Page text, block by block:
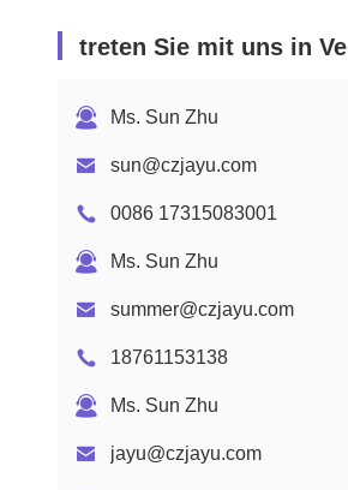
treten Sie mit uns in Verbindung
Ms. Sun Zhu
sun@czjayu.com
0086 17315083001
Ms. Sun Zhu
summer@czjayu.com
18761153138
Ms. Sun Zhu
jayu@czjayu.com